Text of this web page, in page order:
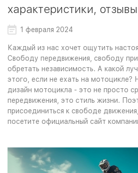
характеристики,
1 февраля 2024
Каждый из нас хочет ощутить
Свободу передвижения, свободу
обретать независимость. А какой
этого, если не ехать на мотоцикле?
дизайн мотоцикла - это не просто
передвижения, это стиль жизни.
присоединиться к свободе
посетите официальный сайт